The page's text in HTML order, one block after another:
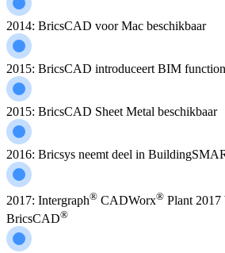
2014: BricsCAD voor Mac beschikbaar
2015: BricsCAD introduceert BIM
2015: BricsCAD Sheet Metal beschikbaar
2016: Bricsys neemt deel in
2017: Intergraph® CADWorx® Plant 2017
BricsCAD®